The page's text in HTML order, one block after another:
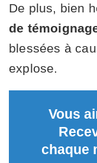
De plus, bien
de
blessées à
explose.
Vous
chaque